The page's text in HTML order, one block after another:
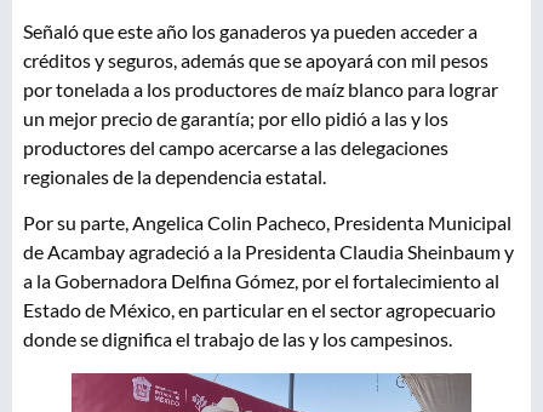
Señaló que este año los ganaderos ya pueden acceder a
créditos y seguros, además que se apoyará con mil pesos
por tonelada a los productores de maíz blanco para lograr
un mejor precio de garantía; por ello pidió a las y los
productores del campo acercarse a las delegaciones
regionales de la dependencia estatal.
Por su parte, Angelica Colin Pacheco, Presidenta Municipal
de Acambay agradeció a la Presidenta Claudia Sheinbaum y
a la Gobernadora Delfina Gómez, por el fortalecimiento al
Estado de México, en particular en el sector agropecuario
donde se dignifica el trabajo de las y los campesinos.